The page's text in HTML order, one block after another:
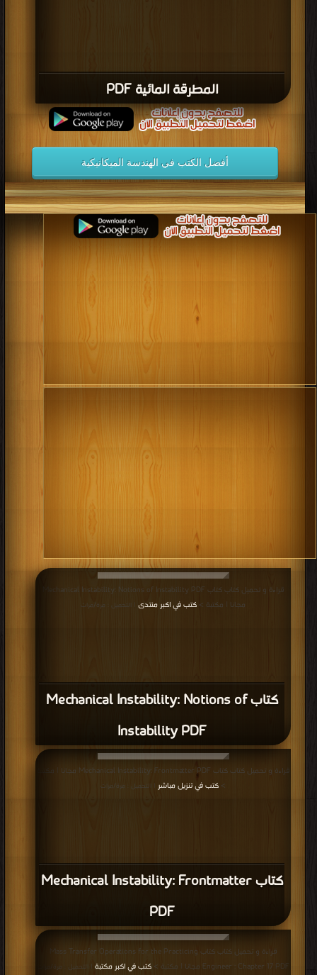
المطرقة المائية PDF
أفضل الكتب في الهندسة الميكانيكية
كتاب Mechanical Instability: Notions of
Instability PDF
قراءة و تحميل كتاب كتاب Mechanical Instability: Notions of Instability PDF
مجانا | مكتبة > كتب في اكبر منتدى | التحميل : مرة/مرات
كتاب Mechanical Instability: Frontmatter
PDF
قراءة و تحميل كتاب كتاب Mechanical Instability: Frontmatter PDF مجانا | مكتبة
> كتب في تنزيل مباشر | التحميل : مرة/مرات
قراءة و تحميل كتاب كتاب Mass Transfer Operations for the Practicing
Engineer : Chapter 17 PDF مجانا | مكتبة >
كتب في اكبر مكتبة | التحميل : مرة/مرات